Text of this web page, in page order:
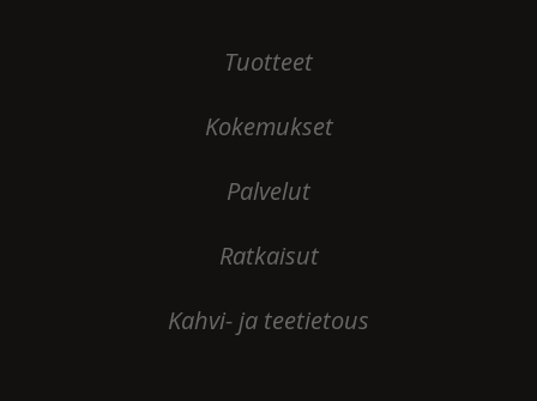
Tuotteet
Kokemukset
Palvelut
Ratkaisut
Kahvi- ja teetietous